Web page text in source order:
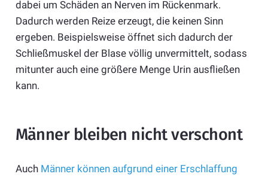
dabei um Schäden an Nerven im Rückenmark.
Dadurch werden Reize erzeugt, die keinen Sinn
ergeben. Beispielsweise öffnet sich dadurch der
Schließmuskel der Blase völlig unvermittelt, sodass
mitunter auch eine größere Menge Urin ausfließen
kann.
Männer bleiben nicht verschont
Auch Männer können aufgrund einer Erschlaffung